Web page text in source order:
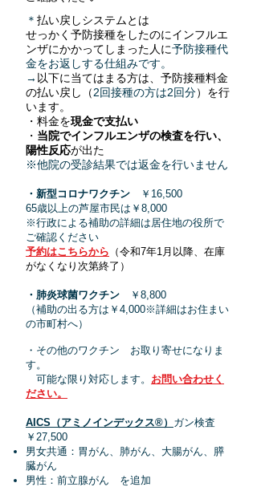
＊ 払い戻しシステムとは
せっかく予防接種をしたのにインフルエ
ンザにかかってしまった人に予防接種代
金をお返しする仕組みです。
→ 以下に当てはまる方は、予防接種料金
の払い戻し（2回接種の方は2回分）を行
います。
・料金を現金で支払い
・ 当院でインフルエンザの検査を行い、
陽性反応が出た
※他院の受診結果では返金を行いません
・新型コロナワクチン ￥16,500
65歳以上の芦屋市民は￥8,000
※行政による補助の詳細は居住地の役所で
ご確認ください
予約はこちらから （令和7年1月 以降、在庫
がなくなり次第終了 ）
・肺炎球菌ワクチン ￥8,800
（補助の出る方は￥4,000※詳細はお住まい
の市町村へ）
・その他のワクチン お取り寄せになりま
す。
可能な限り対応します。 お問い合わせく
ださい。
AICS（アミノインデックス®） ガン検査
￥27,500
男女共通：胃がん、肺がん、大腸がん、膵
臓がん
男性：前立腺がん を追加